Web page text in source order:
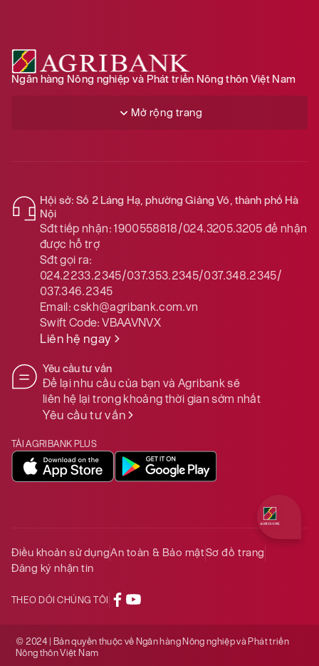
Ngân hàng Nông nghiệp và Phát triển Nông thôn Việt Nam
Mở rộng trang
Hội sở: Số 2 Láng Hạ, phường Giảng Võ, thành phố Hà
Nội
Sđt tiếp nhận: 1900558818/024.3205.3205để nhận
được hỗ trợ
Sđt gọi ra:
024.2233.2345/037.353.2345/037.348.2345/
037.346.2345
Email:cskh@agribank.com.vn
Swift Code:VBAAVNVX
Liên hệ ngay
Yêu cầu tư vấn
Để lại nhu cầu của bạn và Agribank sẽ
liên hệ lại trong khoảng thời gian sớm nhất
Yêu cầu tư vấn
TẢI AGRIBANK PLUS
Điều khoản sử dụngAn toàn & Bảo mậtSơ đồ trang
Đăng ký nhận tin
THEO DÕI CHÚNG TÔI
© 2024 | Bản quyền thuộc về Ngân hàng Nông nghiệp và Phát triển
Nông thôn Việt Nam
Quý